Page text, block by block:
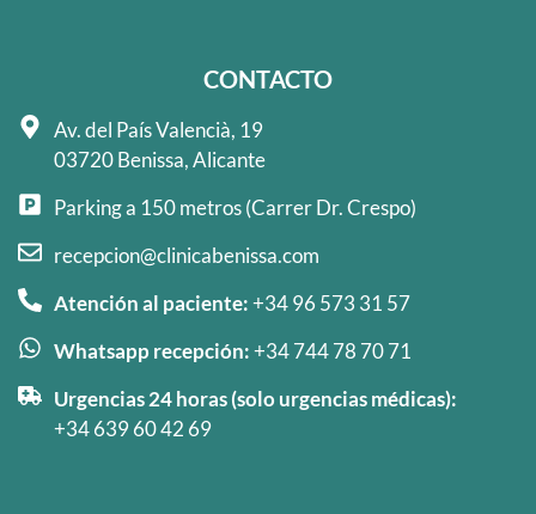
CONTACTO
Av. del País Valencià, 19
03720 Benissa, Alicante
Parking a 150 metros (Carrer Dr. Crespo)
recepcion@clinicabenissa.com
Atención al paciente:+34 96 573 31 57
Whatsapp recepción:+34 744 78 70 71
Urgencias 24 horas (solo urgencias médicas):
+34 639 60 42 69